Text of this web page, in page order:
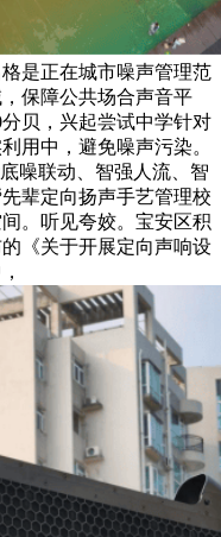
是正在城市噪声管理范
保障公共场合声音平
贝，兴起尝试中学针对
用中，避免噪声污染。
噪联动、智强人流、智
辈定向扬声手艺管理校
。听见夸姣。宝安区积
《关于开展定向声响设